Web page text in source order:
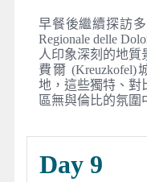
早餐後繼續探訪多
Regionale delle
人印象深刻的地質
費爾
地，這些獨特、對
區無與倫比的氛圍
Day 9